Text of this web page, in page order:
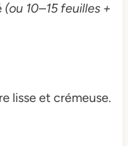
(ou 10–15 feuilles +
lisse et crémeuse.